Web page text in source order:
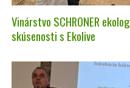
Vinárstvo SCHRONER
skúsenosti s Ekolive